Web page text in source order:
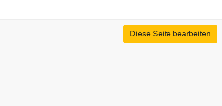
Diese Seite bearbeiten